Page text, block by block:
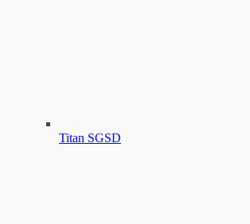
Titan SGSD